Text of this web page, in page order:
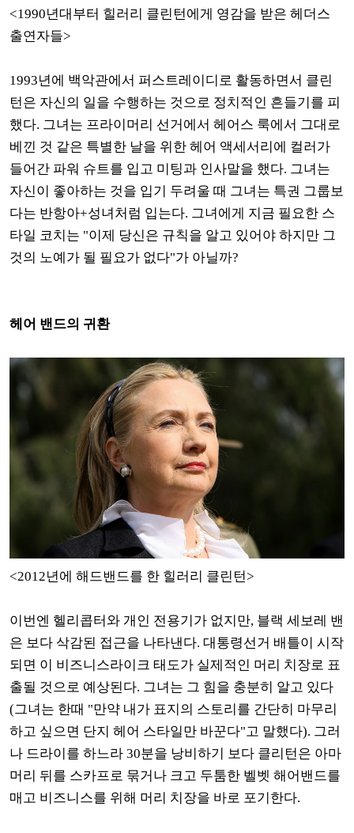
<1990년대부터 힐러리 클린턴에게 영감을 받은 헤더스
출연자들>
1993년에 백악관에서 퍼스트레이디로 활동하면서 클린
턴은 자신의 일을 수행하는 것으로 정치적인 흔들기를 피
했다. 그녀는 프라이머리 선거에서 헤어스 룩에서 그대로
베낀 것 같은 특별한 날을 위한 헤어 액세서리에 컬러가
들어간 파워 슈트를 입고 미팅과 인사말을 했다. 그녀는
자신이 좋아하는 것을 입기 두려울 때 그녀는 특권 그룹보
다는 반항아+성녀처럼 입는다. 그녀에게 지금 필요한 스
타일 코치는 "이제 당신은 규칙을 알고 있어야 하지만 그
것의 노예가 될 필요가 없다"가 아닐까?
헤어 밴드의 귀환
<2012년에 해드밴드를 한 힐러리 클린턴>
이번엔 헬리콥터와 개인 전용기가 없지만, 블랙 세보레 밴
은 보다 삭감된 접근을 나타낸다. 대통령선거 배틀이 시작
되면 이 비즈니스라이크 태도가 실제적인 머리 치장로 표
출될 것으로 예상된다. 그녀는 그 힘을 충분히 알고 있다
(그녀는 한때 "만약 내가 표지의 스토리를 간단히 마무리
하고 싶으면 단지 헤어 스타일만 바꾼다"고 말했다). 그러
나 드라이를 하느라 30분을 낭비하기 보다 클리턴은 아마
머리 뒤를 스카프로 묶거나 크고 두툼한 벨벳 해어밴드를
매고 비즈니스를 위해 머리 치장을 바로 포기한다.